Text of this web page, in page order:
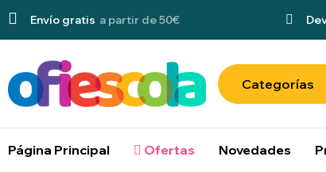
Envío gratis a partir de 50€
Categorías
Página Principal Ofertas Novedades